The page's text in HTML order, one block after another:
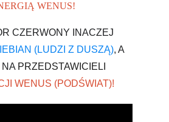
WENUS!
CZERWONY INACZEJ
(LUDZI Z DUSZĄ), A
NA PRZEDSTAWICIELI
WENUS (PODŚWIAT)!